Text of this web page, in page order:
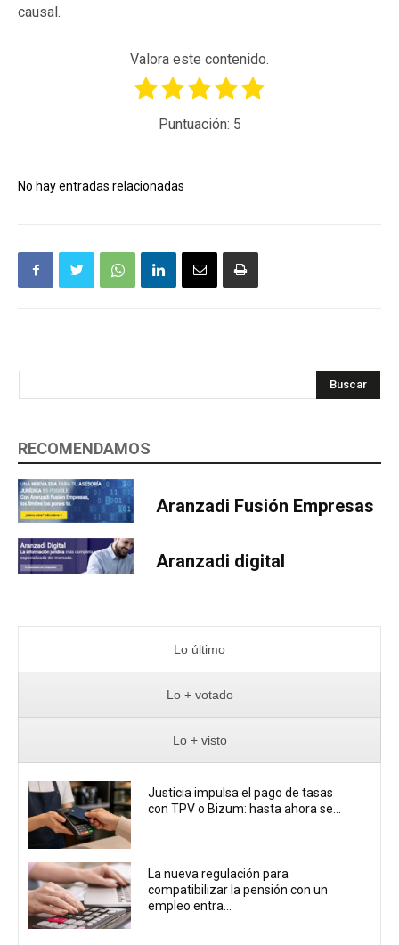
causal.
Valora este contenido.
Puntuación: 5
No hay entradas relacionadas
Buscar
RECOMENDAMOS
Aranzadi Fusión Empresas
Aranzadi digital
Lo último
Lo + votado
Lo + visto
Justicia impulsa el pago de tasas
con TPV o Bizum: hasta ahora se...
La nueva regulación para
compatibilizar la pensión con un
empleo entra...